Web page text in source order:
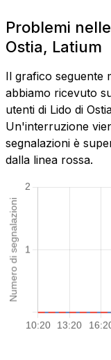
Problemi
Ostia, Latium
Il grafico seguente
abbiamo ricevuto
utenti di Lido di
Un'interruzione
segnalazioni è
dalla linea rossa.